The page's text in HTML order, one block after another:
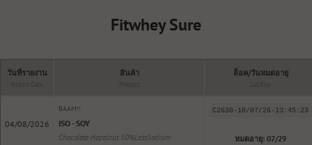
Fitwhey Sure
วันที่รายงาน สินค้า ล็อค/วันหมดอายุ
04/08/2026
BAAM!!
ISO - SOY
Chocolate Hazelnut 50%LessSodium
C2630-18/07/26-13:45:23
หมดอายุ: 07/29